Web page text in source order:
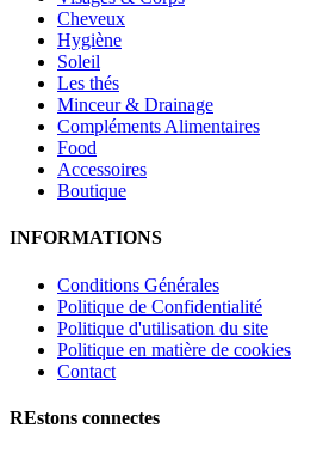
Cheveux
Hygiène
Soleil
Les thés
Minceur & Drainage
Compléments Alimentaires
Food
Accessoires
Boutique
INFORMATIONS
Conditions Générales
Politique de Confidentialité
Politique d'utilisation du site
Politique en matière de cookies
Contact
REstons connectes